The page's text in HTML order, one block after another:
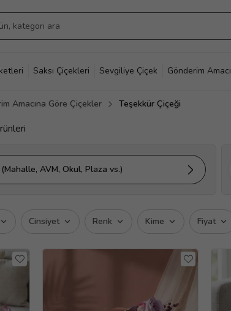
Saksı Çiçekleri Sevgiliye Çiçek Gönderim Amacı
Amacına Göre Çiçekler Teşekkür Çiçeği
AVM, Okul, Plaza vs.)
Cinsiyet Renk Kime Fiyat